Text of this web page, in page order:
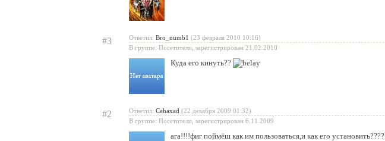
#3 Ответил: Bro_numb1 (23 февраля 2010 10:16)
В группе: Посетители, зарегистрирован 21.02.2010
Куда его кинуть??
#2 Ответил: Cehaxad (22 декабря 2009 01:32)
В группе: Посетители, зарегистрирован 6.11.2009
ага!!!!фиг поймёш как им пользоваться,и как его установить????